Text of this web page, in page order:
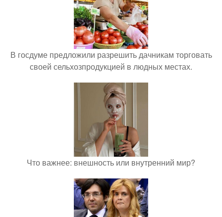
В госдуме предложили разрешить дачникам торговать
своей сельхозпродукцией в людных местах.
Что важнее: внешность или внутренний мир?